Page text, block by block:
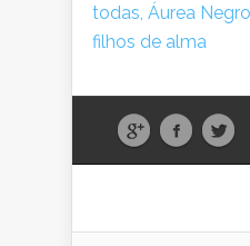
todas, Áurea
filhos de alma